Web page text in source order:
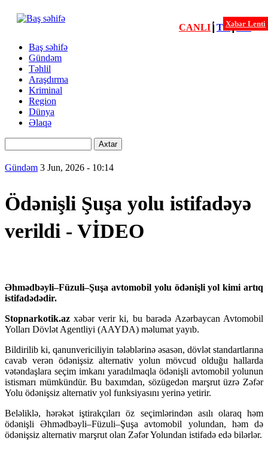
Xəbərlər
Xəbər Lenti
CANLI ┃ TV┃FM
Menu
second
Baş səhifə
Gündəm
Təhlil
Araşdırma
Kriminal
Region
Dünya
Əlaqə
Gündəm 3 Jun, 2026 - 10:14
Ödənişli Şuşa yolu istifadəyə
verildi - VİDEO
Əhmədbəyli–Füzuli–Şuşa avtomobil yolu ödənişli yol kimi artıq
istifadədədir.
Stopnarkotik.az xəbər verir ki, bu barədə Azərbaycan Avtomobil
Yolları Dövlət Agentliyi (AAYDA) məlumat yayıb.
Bildirilib ki, qanunvericiliyin tələblərinə əsasən, dövlət standartlarına
cavab verən ödənişsiz alternativ yolun mövcud olduğu hallarda
vətəndaşlara seçim imkanı yaradılmaqla ödənişli avtomobil yolunun
istismarı mümkündür. Bu baxımdan, sözügedən marşrut üzrə Zəfər
Yolu ödənişsiz alternativ yol funksiyasını yerinə yetirir.
Beləliklə, hərəkət iştirakçıları öz seçimlərindən asılı olaraq həm
ödənişli Əhmədbəyli–Füzuli–Şuşa avtomobil yolundan, həm də
ödənişsiz alternativ marşrut olan Zəfər Yolundan istifadə edə bilərlər.